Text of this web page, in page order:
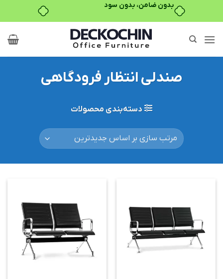
بدون ضامن، بدون سود
صندلی انتظار فرودگاهی
دسته‌بندی محصولات